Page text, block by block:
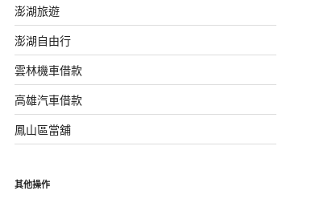
澎湖旅遊
澎湖自由行
雲林機車借款
高雄汽車借款
鳳山區當舖
其他操作